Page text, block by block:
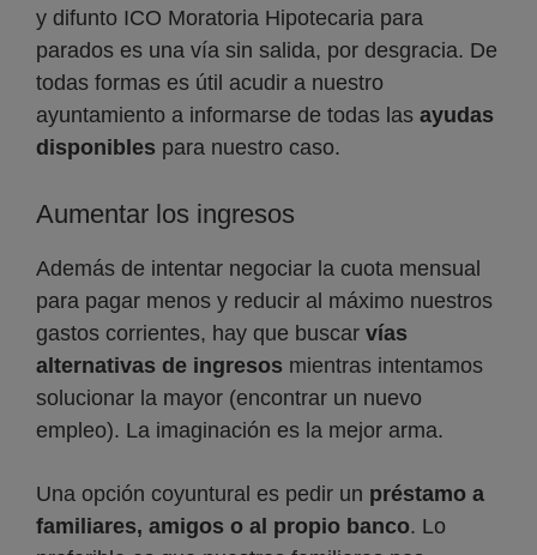
y difunto ICO Moratoria Hipotecaria para
parados es una vía sin salida, por desgracia. De
todas formas es útil acudir a nuestro
ayuntamiento a informarse de todas las ayudas
disponibles para nuestro caso.
Aumentar los ingresos
Además de intentar negociar la cuota mensual
para pagar menos y reducir al máximo nuestros
gastos corrientes, hay que buscar vías
alternativas de ingresos mientras intentamos
solucionar la mayor (encontrar un nuevo
empleo). La imaginación es la mejor arma.
Una opción coyuntural es pedir un préstamo a
familiares, amigos o al propio banco. Lo